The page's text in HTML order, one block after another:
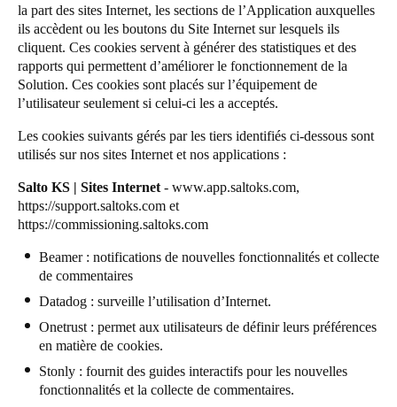
la part des sites Internet, les sections de l’Application auxquelles
ils accèdent ou les boutons du Site Internet sur lesquels ils
cliquent. Ces cookies servent à générer des statistiques et des
rapports qui permettent d’améliorer le fonctionnement de la
Solution. Ces cookies sont placés sur l’équipement de
l’utilisateur seulement si celui-ci les a acceptés.
Les cookies suivants gérés par les tiers identifiés ci-dessous sont
utilisés sur nos sites Internet et nos applications :
Salto KS | Sites Internet - www.app.saltoks.com,
https://support.saltoks.com et
https://commissioning.saltoks.com
Beamer: notifications de nouvelles fonctionnalités et collecte
de commentaires
Datadog : surveille l’utilisation d’Internet.
Onetrust : permet aux utilisateurs de définir leurs préférences
en matière de cookies.
Stonly : fournit des guides interactifs pour les nouvelles
fonctionnalités et la collecte de commentaires.